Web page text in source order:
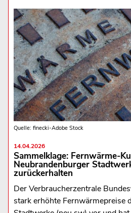
Quelle: finecki-Adobe Stock
14.04.2026
Sammelklage: Fernwärme-
Neubrandenburger
zurückerhalten
Der Verbraucherzentrale
stark erhöhte Fernwärmepreise